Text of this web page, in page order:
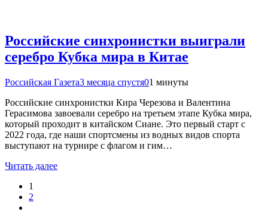
Российские синхронистки выиграли
серебро Кубка мира в Китае
Российская Газета3 месяца спустя01 минуты
Российские синхронистки Кира Черезова и Валентина
Герасимова завоевали серебро на третьем этапе Кубка мира,
который проходит в китайском Сиане. Это первый старт с
2022 года, где наши спортсмены из водных видов спорта
выступают на турнире с флагом и гим…
Читать далее
1
2